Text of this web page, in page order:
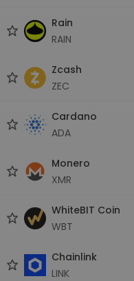
Rain
RAIN
Zcash
ZEC
Cardano
ADA
Monero
XMR
WhiteBIT Coin
WBT
Chainlink
LINK